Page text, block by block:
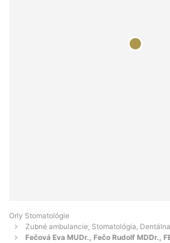
Orly Stomatológie
Zubné ambulancie, Stomatológia,
Fečová Eva MUDr., Fečo Rudolf MDDr.,